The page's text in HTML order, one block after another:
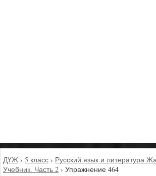
ДҮЖ › 5 класс › Русский язык и литература
Учебник. Часть 2 › Упражнение 464